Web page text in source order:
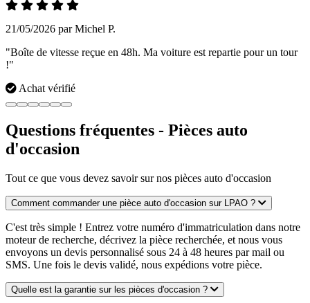
21/05/2026 par Michel P.
"Boîte de vitesse reçue en 48h. Ma voiture est repartie pour un tour
!"
Achat vérifié
Questions fréquentes - Pièces auto
d'occasion
Tout ce que vous devez savoir sur nos pièces auto d'occasion
Comment commander une pièce auto d'occasion sur LPAO ?
C'est très simple ! Entrez votre numéro d'immatriculation dans notre
moteur de recherche, décrivez la pièce recherchée, et nous vous
envoyons un devis personnalisé sous 24 à 48 heures par mail ou
SMS. Une fois le devis validé, nous expédions votre pièce.
Quelle est la garantie sur les pièces d'occasion ?